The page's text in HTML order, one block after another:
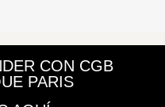
CON CGB
PARIS